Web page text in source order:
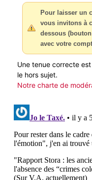
Pour laisser un
vous invitons à
dessous
avec votre
Une tenue correcte
le hors sujet.
Notre charte de